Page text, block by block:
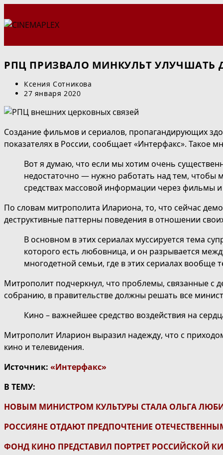
к
РПЦ ПРИЗВАЛО МИНКУЛЬТ
Автор
записи:
Ксения Сотникова
Запись
27 января 2020
Создание фильмов и сериалов, пропагандирующих
показателях в России, сообщает «Интерфакс». Такое
Вот я думаю, что если мы хотим очень
недостаточно — нужно работать над тем, чтобы
средствах массовой информации через фильмы
По словам митрополита Илариона, то, что сейчас
деструктивные паттерны поведения в отношении
В основном в этих сериалах муссируется тема
которого есть любовница, и он разрывается
многодетной семьи, где в этих сериалах вообще
Митрополит подчеркнул, что проблемы, связанные с
собранию, в правительстве должны решать все
Кино – важнейшее средство воздействия на
Митрополит Иларион выразил надежду, что с
кино и телевидения.
Источник: «Интерфакс»
В ТЕМУ:
НОВЫМ МИНИСТРОМ КУЛЬТУРЫ СТАЛА ОЛЬГА
РОССИЯНЕ ОТДАЮТ ПРЕДПОЧТЕНИЕ
ФОНД КИНО ПРЕДСТАВИЛ ПОРТРЕТ РОССИЙСКОЙ